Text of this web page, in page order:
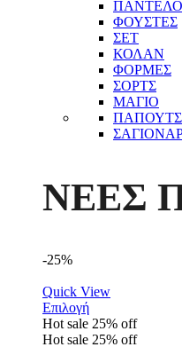
ΦΟΥΣΤΕΣ
ΣΕΤ
ΚΟΛΑΝ
ΦΟΡΜΕΣ
ΣΟΡΤΣ
ΜΑΓΙΟ
ΝΕΕΣ
-25%
Quick View
Επιλογή
Hot sale 25% off
Hot sale 25% off